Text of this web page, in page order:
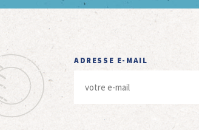
ADRESSE E-MAIL